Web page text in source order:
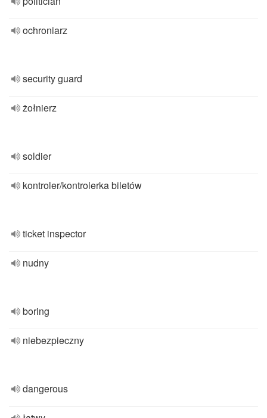
ochroniarz
security guard
żołnierz
soldier
kontroler/kontrolerka biletów
ticket inspector
nudny
boring
niebezpieczny
dangerous